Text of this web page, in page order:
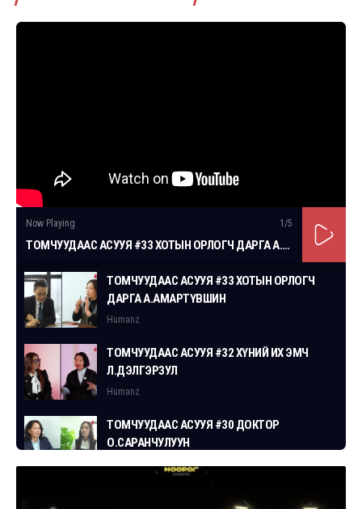
Now Playing 1 /5
ТОМЧУУДААС АСУУЯ #33 ХОТЫН ОРЛОГЧ ДАРГА А.АМАРТҮВШИН
ТОМЧУУДААС АСУУЯ #33 ХОТЫН ОРЛОГЧ
ДАРГА А.АМАРТҮВШИН
Humanz
ТОМЧУУДААС АСУУЯ #32 ХҮНИЙ ИХ ЭМЧ
Л.ДЭЛГЭРЗУЛ
Humanz
ТОМЧУУДААС АСУУЯ #30 ДОКТОР
О.САРАНЧУЛУУН
Humanz
ТОМЧУУДААС АСУУЯ #29 СГЗ С.ЦОГТБАЯР